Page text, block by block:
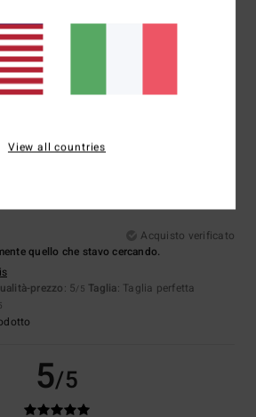
Colore
5/5
Acquisto verificato
quello che stavo cercando.
prezzo: 5/5 Taglia: Taglia perfetta
5/5
View all countries